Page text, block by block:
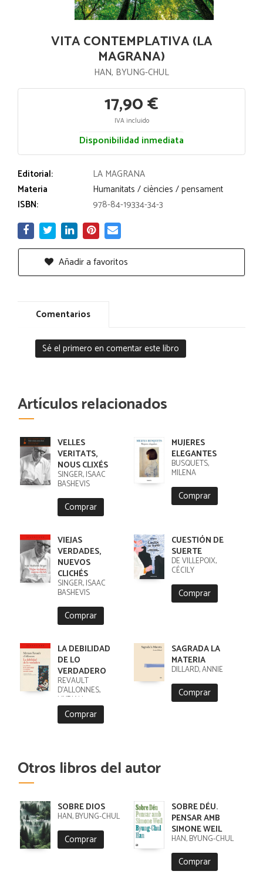
VITA CONTEMPLATIVA (LA
MAGRANA)
HAN, BYUNG-CHUL
17,90 €
IVA incluido
Disponibilidad inmediata
Editorial:
LA MAGRANA
Materia
Humanitats / ciències / pensament
ISBN:
978-84-19334-34-3
Añadir a favoritos
Comentarios
Sé el primero en comentar este libro
Artículos relacionados
VELLES
VERITATS,
NOUS CLIXÉS
SINGER, ISAAC
BASHEVIS
Comprar
MUJERES
ELEGANTES
BUSQUETS,
MILENA
Comprar
VIEJAS
VERDADES,
NUEVOS
CLICHÉS
SINGER, ISAAC
BASHEVIS
Comprar
CUESTIÓN DE
SUERTE
DE VILLEPOIX,
CÉCILY
Comprar
LA DEBILIDAD
DE LO
VERDADERO
REVAULT
D'ALLONNES,
MYRIAM
Comprar
SAGRADA LA
MATERIA
DILLARD, ANNIE
Comprar
Otros libros del autor
SOBRE DIOS
HAN, BYUNG-CHUL
Comprar
SOBRE DÉU.
PENSAR AMB
SIMONE WEIL
HAN, BYUNG-CHUL
Comprar